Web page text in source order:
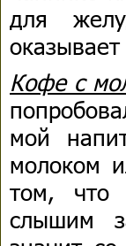
для
Кофе с
мой
молоком
том, что
слышим